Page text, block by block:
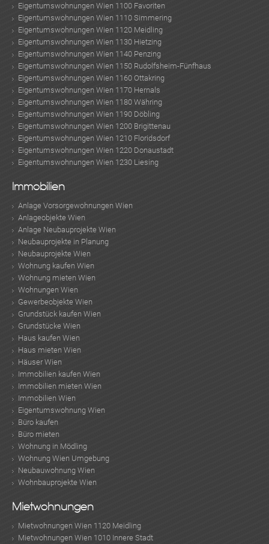
Eigentumswohnungen Wien 1100 Favoriten
Eigentumswohnungen Wien 1110 Simmering
Eigentumswohnungen Wien 1120 Meidling
Eigentumswohnungen Wien 1130 Hietzing
Eigentumswohnungen Wien 1140 Penzing
Eigentumswohnungen Wien 1150 Rudolfsheim-Fünfhaus
Eigentumswohnungen Wien 1160 Ottakring
Eigentumswohnungen Wien 1170 Hernals
Eigentumswohnungen Wien 1180 Währing
Eigentumswohnungen Wien 1190 Döbling
Eigentumswohnungen Wien 1200 Brigittenau
Eigentumswohnungen Wien 1210 Floridsdorf
Eigentumswohnungen Wien 1220 Donaustadt
Eigentumswohnungen Wien 1230 Liesing
Immobilien
Anlage Vorsorgewohnungen Wien
Anlageobjekte Wien
Anlage Neubauprojekte Wien
Neubauprojekte in Planung
Neubauprojekte Wien
Wohnung kaufen Wien
Wohnung mieten Wien
Wohnungen Wien
Gewerbeobjekte Wien
Grundstück kaufen Wien
Grundstücke Wien
Haus kaufen Wien
Haus mieten Wien
Häuser Wien
Immobilien kaufen Wien
Immobilien mieten Wien
Immobilien Wien
Eigentumswohnung Wien
Büro kaufen
Büro mieten
Wohnung in Mödling
Wohnung Wien Umgebung
Neubauwohnung Wien
Wohnbauprojekte Wien
Mietwohnungen
Mietwohnungen Wien 1120 Meidling
Mietwohnungen Wien 1010 Innere Stadt